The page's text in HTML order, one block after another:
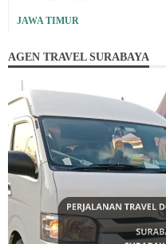
JAWA TIMUR
AGEN TRAVEL SURABAYA